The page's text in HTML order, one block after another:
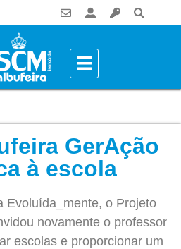
GerAção
à escola
Evoluída_mente, o Projeto
novamente o professor
escolas e proporcionar um